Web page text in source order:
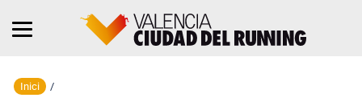
Inici /